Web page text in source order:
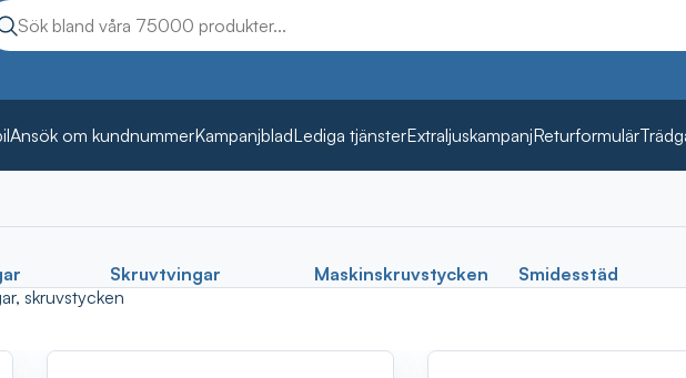
Sök produkter
Ansök om kundnummerKampanjbladLediga tjänsterExtraljuskampanjReturformulär
Skruvtvingar Maskinskruvstycken Smidesstäd
skruvstycken